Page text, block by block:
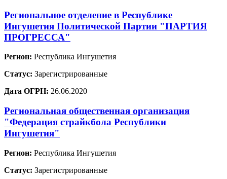
Региональное отделение в Республике
Ингушетия Политической Партии "ПАРТИЯ
ПРОГРЕССА"
Регион: Республика Ингушетия
Статус: Зарегистрированные
Дата ОГРН: 26.06.2020
Региональная общественная организация
"Федерация страйкбола Республики
Ингушетия"
Регион: Республика Ингушетия
Статус: Зарегистрированные